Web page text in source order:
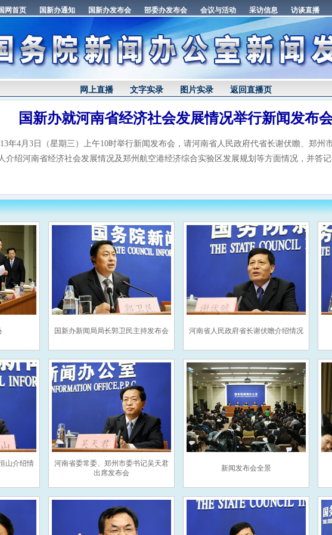
网上直播 文字实录 图片实录 返回直播页
国新办就河南省经济社会发展情况举行新闻发布
4月3日（星期三）上午10时举行新闻发布会，请河南省人民政府代省长谢伏瞻、郑州
介绍河南省经济社会发展情况及郑州航空港经济综合实验区发展规划等方面情况，并答
国新办新闻局局长郭卫民主持发布会 河南省人民政府省长谢伏瞻介绍情况
山介绍情
河南省委常委、郑州市委书记吴天君
出席发布会
新闻发布会全景